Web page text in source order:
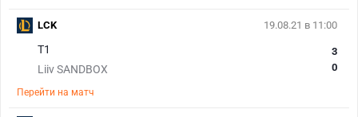
19.08.21 в 11:00
T1
Liiv SANDBOX
3
0
Перейти на матч
LCK